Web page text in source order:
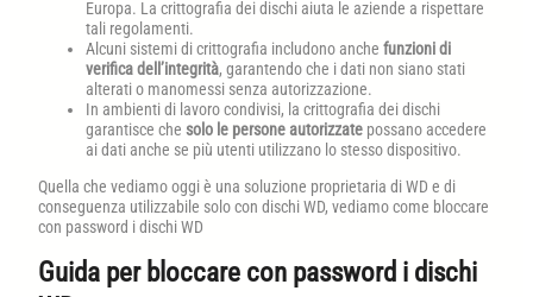
Europa. La crittografia dei dischi aiuta le aziende a rispettare
tali regolamenti.
Alcuni sistemi di crittografia includono anche funzioni di
verifica dell’integrità, garantendo che i dati non siano stati
alterati o manomessi senza autorizzazione.
In ambienti di lavoro condivisi, la crittografia dei dischi
garantisce che solo le persone autorizzate possano accedere
ai dati anche se più utenti utilizzano lo stesso dispositivo.
Quella che vediamo oggi è una soluzione proprietaria di WD e di
conseguenza utilizzabile solo con dischi WD, vediamo come bloccare
con password i dischi WD
Guida per bloccare con password i dischi